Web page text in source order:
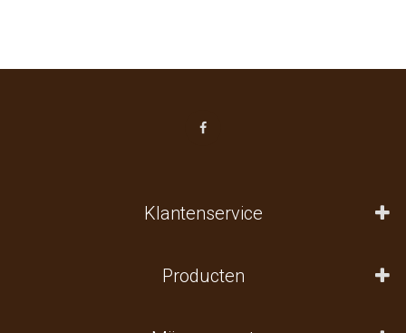
Klantenservice
Producten